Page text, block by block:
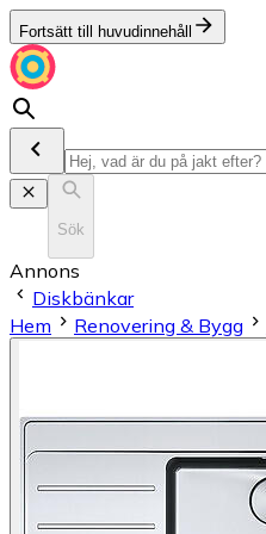
Fortsätt till huvudinnehåll
Sök
Annons
Diskbänkar
Hem
Renovering & Bygg